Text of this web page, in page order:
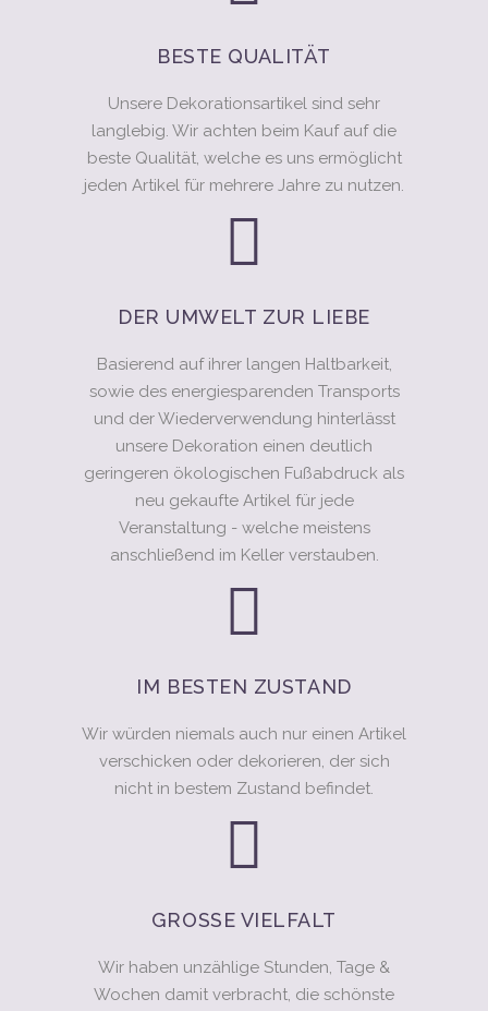
BESTE QUALITÄT
Unsere Dekorationsartikel sind sehr
langlebig. Wir achten beim Kauf auf die
beste Qualität, welche es uns ermöglicht
jeden Artikel für mehrere Jahre zu nutzen.
DER UMWELT ZUR LIEBE
Basierend auf ihrer langen Haltbarkeit,
sowie des energiesparenden Transports
und der Wiederverwendung hinterlässt
unsere Dekoration einen deutlich
geringeren ökologischen Fußabdruck als
neu gekaufte Artikel für jede
Veranstaltung - welche meistens
anschließend im Keller verstauben.
IM BESTEN ZUSTAND
Wir würden niemals auch nur einen Artikel
verschicken oder dekorieren, der sich
nicht in bestem Zustand befindet.
GROSSE VIELFALT
Wir haben unzählige Stunden, Tage &
Wochen damit verbracht, die schönste